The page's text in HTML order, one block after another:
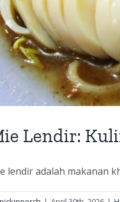
Lendir:
lendir adalah makanan